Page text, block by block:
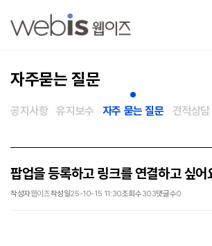
자주묻는 질문
공지사항 유지보수 자주 묻는 질문 견적상담
팝업을 등록하고 링크를 연결하고 싶어
작성자웹이즈작성일25-10-15 11:30조회수303댓글수0